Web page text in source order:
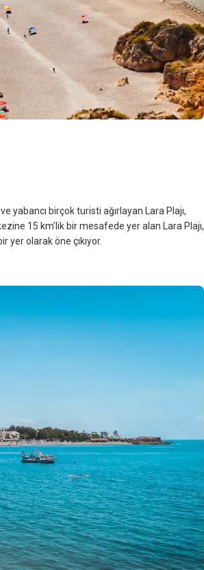
yabancı birçok turisti ağırlayan Lara Plajı,
15 km’lik bir mesafede yer alan Lara Plajı,
yer olarak öne çıkıyor.